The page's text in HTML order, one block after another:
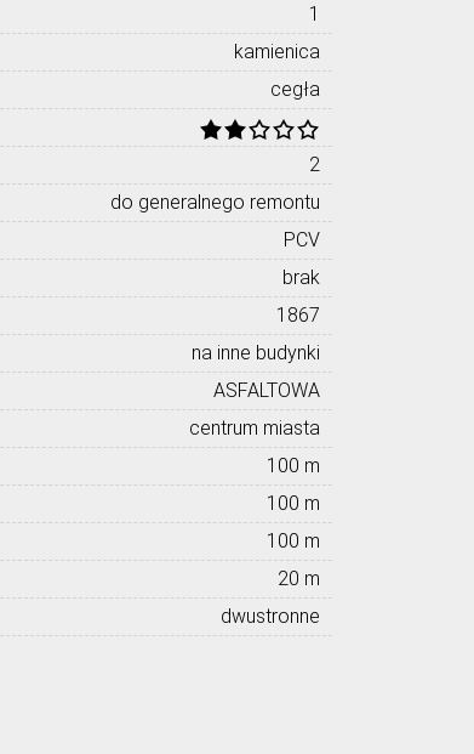
1
kamienica
cegła
2
do generalnego remontu
PCV
brak
1867
na inne budynki
ASFALTOWA
centrum miasta
100 m
100 m
100 m
20 m
dwustronne